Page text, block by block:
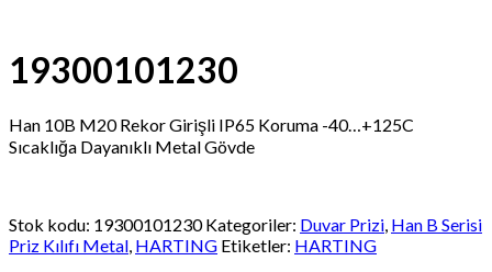
19300101230
Han 10B M20 Rekor Girişli IP65 Koruma -40…+125C
Sıcaklığa Dayanıklı Metal Gövde
Stok kodu: 19300101230 Kategoriler: Duvar Prizi, Han B Serisi
Priz Kılıfı Metal, HARTING Etiketler: HARTING